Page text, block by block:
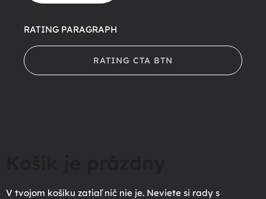
RATING PARAGRAPH
RATING CTA BTN
V tvojom košíku zatiaľ nič nie je. Neviete si rady s